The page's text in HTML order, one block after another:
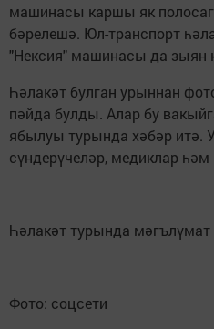
машинасы каршы як
бәрелешә. Юл-транспорт
"Нексия" машинасы да зыян
Һәлакәт булган урыннан
пәйда булды. Алар бу
ябылуы турында хәбәр итә.
сүндерүчеләр, медиклар
Һәлакәт турында
Фото: соцсети